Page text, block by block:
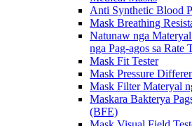
Anti Synthetic Blood
Mask Breathing
Natunaw nga
nga Pag-agos sa Rate
Mask Fit Tester
Mask Pressure
Mask Filter Materyal
Maskara Bakterya
(BFE)